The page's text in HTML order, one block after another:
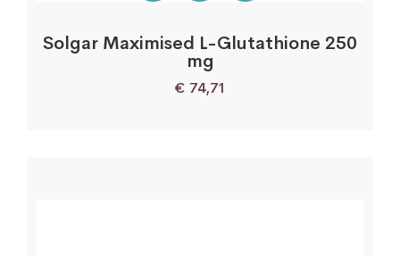
Solgar Maximised L-Glutathione 250
mg
€ 74,71